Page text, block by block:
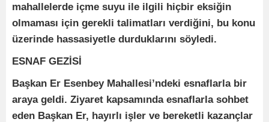
mahallelerde içme suyu ile ilgili hiçbir eksiğin
olmaması için gerekli talimatları verdiğini, bu konu
üzerinde hassasiyetle durduklarını söyledi.
ESNAF GEZİSİ
Başkan Er Esenbey Mahallesi’ndeki esnaflarla bir
araya geldi. Ziyaret kapsamında esnaflarla sohbet
eden Başkan Er, hayırlı işler ve bereketli kazançlar